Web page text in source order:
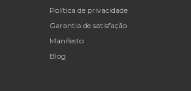
Política de privacidade
Garantia de satisfação
Manifesto
Blog